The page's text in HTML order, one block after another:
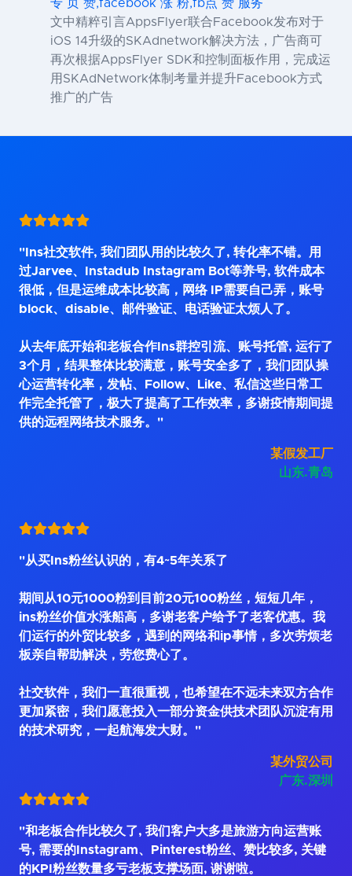
专 页 赞,facebook 涨 粉,fb点 赞 服务
文中精粹引言AppsFlyer联合Facebook发布对于
iOS 14升级的SKAdnetwork解决方法，广告商可
再次根据AppsFlyer SDK和控制面板作用，完成运
用SKAdNetwork体制考量并提升Facebook方式
推广的广告
"Ins社交软件, 我们团队用的比较久了, 转化率不错。用
过Jarvee、Instadub Instagram Bot等养号, 软件成本
很低，但是运维成本比较高，网络 IP需要自己弄，账号
block、disable、邮件验证、电话验证太烦人了。
从去年底开始和老板合作Ins群控引流、账号托管, 运行了
3个月，结果整体比较满意，账号安全多了，我们团队操
心运营转化率，发帖、Follow、Like、私信这些日常工
作完全托管了，极大了提高了工作效率，多谢疫情期间提
供的远程网络技术服务。"
某假发工厂
山东.青岛
"从买Ins粉丝认识的，有4~5年关系了
期间从10元1000粉到目前20元100粉丝，短短几年，
ins粉丝价值水涨船高，多谢老客户给予了老客优惠。我
们运行的外贸比较多，遇到的网络和ip事情，多次劳烦老
板亲自帮助解决，劳您费心了。
社交软件，我们一直很重视，也希望在不远未来双方合作
更加紧密，我们愿意投入一部分资金供技术团队沉淀有用
的技术研究，一起航海发大财。"
某外贸公司
广东.深圳
"和老板合作比较久了, 我们客户大多是旅游方向运营账
号, 需要的Instagram、Pinterest粉丝、赞比较多, 关键
的KPI粉丝数量多亏老板支撑场面, 谢谢啦。